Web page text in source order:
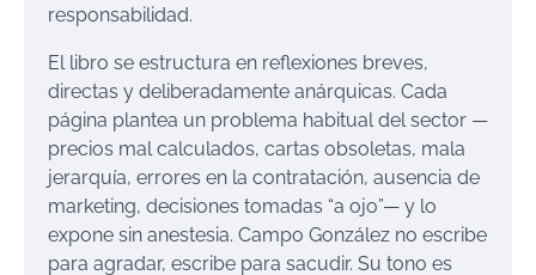
responsabilidad.
El libro se estructura en reflexiones breves,
directas y deliberadamente anárquicas. Cada
página plantea un problema habitual del sector —
precios mal calculados, cartas obsoletas, mala
jerarquía, errores en la contratación, ausencia de
marketing, decisiones tomadas “a ojo”— y lo
expone sin anestesia. Campo González no escribe
para agradar, escribe para sacudir. Su tono es